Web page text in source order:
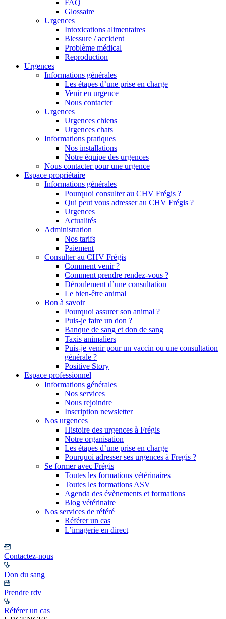
FAQ
Glossaire
Urgences
Intoxications alimentaires
Blessure / accident
Problème médical
Reproduction
Urgences
Informations générales
Les étapes d’une prise en charge
Venir en urgence
Nous contacter
Urgences
Urgences chiens
Urgences chats
Informations pratiques
Nos installations
Notre équipe des urgences
Nous contacter pour une urgence
Espace propriétaire
Informations générales
Pourquoi consulter au CHV Frégis ?
Qui peut vous adresser au CHV Frégis ?
Urgences
Actualités
Administration
Nos tarifs
Paiement
Consulter au CHV Frégis
Comment venir ?
Comment prendre rendez-vous ?
Déroulement d’une consultation
Le bien-être animal
Bon à savoir
Pourquoi assurer son animal ?
Puis-je faire un don ?
Banque de sang et don de sang
Taxis animaliers
Puis-je venir pour un vaccin ou une consultation
générale ?
Positive Story
Espace professionnel
Informations générales
Nos services
Nous rejoindre
Inscription newsletter
Nos urgences
Histoire des urgences à Frégis
Notre organisation
Les étapes d’une prise en charge
Pourquoi adresser ses urgences à Fregis ?
Se former avec Frégis
Toutes les formations vétérinaires
Toutes les formations ASV
Agenda des évènements et formations
Blog vétérinaire
Nos services de référé
Référer un cas
L’imagerie en direct
Contactez-nous
Don du sang
Prendre rdv
Référer un cas